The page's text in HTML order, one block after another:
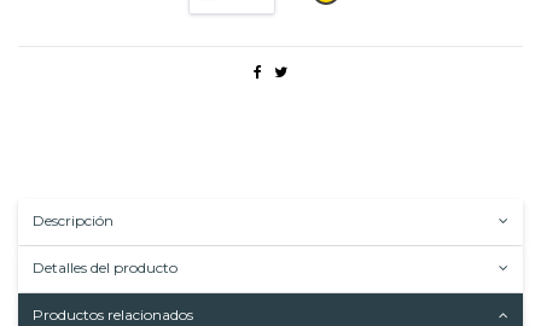
Descripción
Detalles del producto
Productos relacionados